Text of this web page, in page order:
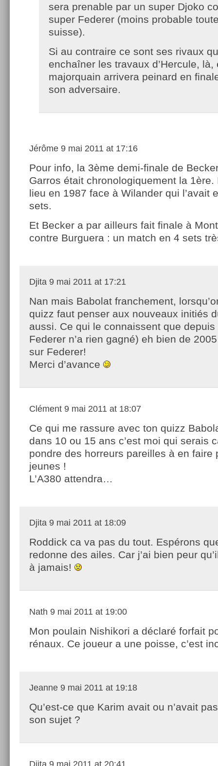
sera prenable par un super Djoko
super Federer (moins probable
suisse).
Si au contraire ce sont ses rivaux
enchaîner les travaux d’Hercule, là,
majorquain arrivera peinard en
son adversaire.
Jérôme 9 mai 2011 at 17:16
Pour info, la 3ème demi-finale de
Garros était chronologiquement la 1ère.
lieu en 1987 face à Wilander qui l’avait
sets.
Et Becker a par ailleurs fait finale à
contre Burguera : un match en 4 sets
Djita 9 mai 2011 at 17:21
Nan mais Babolat franchement,
quizz faut penser aux nouveaux initiés
aussi. Ce qui le connaissent que depuis
Federer n’a rien gagné) eh bien de
sur Federer!
Merci d’avance
Clément 9 mai 2011 at 18:07
Ce qui me rassure avec ton quizz
dans 10 ou 15 ans c’est moi qui serais
pondre des horreurs pareilles à en faire
jeunes !
L’A380 attendra…
Djita 9 mai 2011 at 18:09
Roddick ca va pas du tout. Espérons
redonne des ailes. Car j’ai bien peur
à jamais!
Nath 9 mai 2011 at 19:00
Mon poulain Nishikori a déclaré forfait
rénaux. Ce joueur a une poisse, c’est
Jeanne 9 mai 2011 at 19:18
Qu’est-ce que Karim avait ou n’avait
son sujet ?
Djita 9 mai 2011 at 20:41